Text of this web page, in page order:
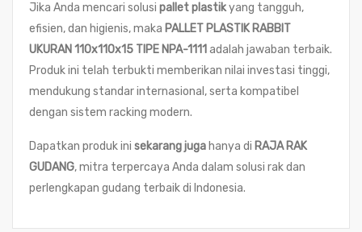
Jika Anda mencari solusi pallet plastikyang tangguh,
efisien, dan higienis, maka PALLET PLASTIK RABBIT
UKURAN 110x110x15 TIPE NPA-1111 adalah jawaban terbaik.
Produk ini telah terbukti memberikan nilai investasi tinggi,
mendukung standar internasional, serta kompatibel
dengan sistem racking modern.
Dapatkan produk ini sekarang juga hanya di RAJA RAK
GUDANG, mitra terpercaya Anda dalam solusi rak dan
perlengkapan gudang terbaik di Indonesia.